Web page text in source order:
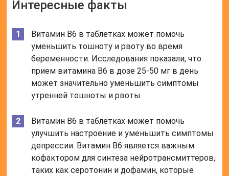
Интересные факты
Витамин B6 в таблетках может помочь
уменьшить тошноту и рвоту во время
беременности. Исследования показали, что
прием витамина B6 в дозе 25-50 мг в день
может значительно уменьшить симптомы
утренней тошноты и рвоты.
Витамин B6 в таблетках может помочь
улучшить настроение и уменьшить симптомы
депрессии. Витамин B6 является важным
кофактором для синтеза нейротрансмиттеров,
таких как серотонин и дофамин, которые